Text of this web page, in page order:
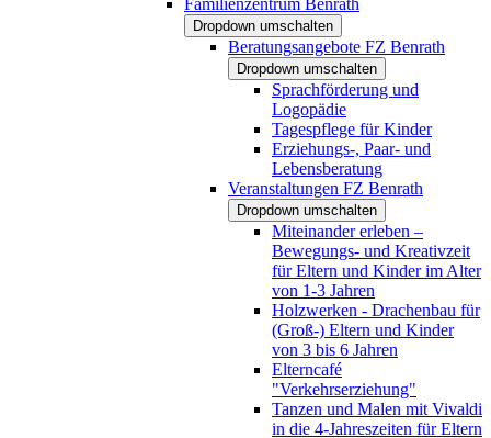
Dropdown umschalten
Beratungsangebote FZ Benrath
Dropdown umschalten
Sprachförderung und
Logopädie
Tagespflege für Kinder
Erziehungs-, Paar- und
Lebensberatung
Veranstaltungen FZ Benrath
Dropdown umschalten
Miteinander erleben –
Bewegungs- und Kreativzeit
für Eltern und Kinder im Alter
von 1-3 Jahren
Holzwerken - Drachenbau für
(Groß-) Eltern und Kinder
von 3 bis 6 Jahren
Elterncafé
"Verkehrserziehung"
Tanzen und Malen mit Vivaldi
in die 4-Jahreszeiten für Eltern